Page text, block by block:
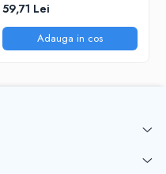
59,71 Lei
Adauga in cos